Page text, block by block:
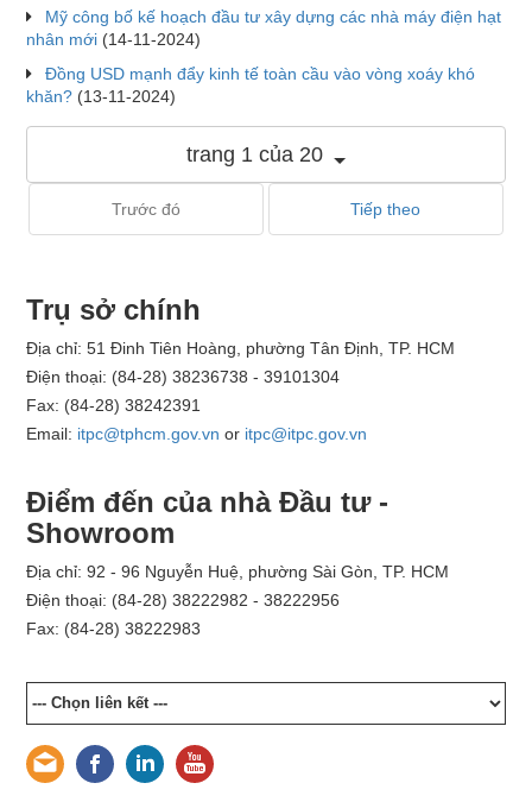
Mỹ công bố kế hoạch đầu tư xây dựng các nhà máy điện hạt
nhân mới (14-11-2024)
Đồng USD mạnh đẩy kinh tế toàn cầu vào vòng xoáy khó
khăn? (13-11-2024)
trang 1 của 20
Trước đó Tiếp theo
Trụ sở chính
Địa chỉ: 51 Đinh Tiên Hoàng, phường Tân Định, TP. HCM
Điện thoại: (84-28) 38236738 - 39101304
Fax: (84-28) 38242391
Email: itpc@tphcm.gov.vn or itpc@itpc.gov.vn
Điểm đến của nhà Đầu tư -
Showroom
Địa chỉ: 92 - 96 Nguyễn Huệ, phường Sài Gòn, TP. HCM
Điện thoại: (84-28) 38222982 - 38222956
Fax: (84-28) 38222983